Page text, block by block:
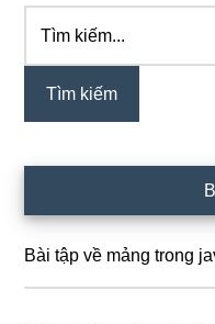
Sidebar
chính
kiếm...
Bài tập về mảng trong